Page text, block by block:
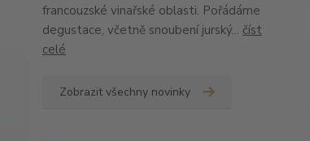
francouzské vinařské oblasti. Pořádáme
degustace, včetně snoubení jurský... číst
celé
Zobrazit všechny novinky